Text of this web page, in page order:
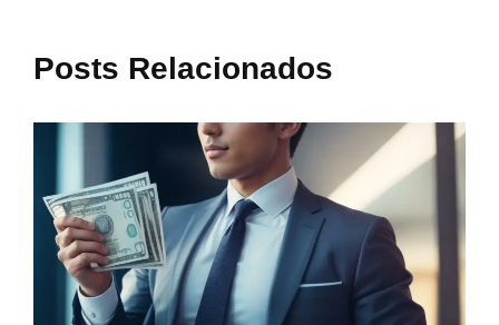
Posts Relacionados